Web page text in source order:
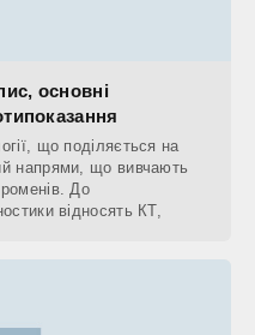
основні
що поділяється на
напрями, що вивчають
До
відносять КТ,